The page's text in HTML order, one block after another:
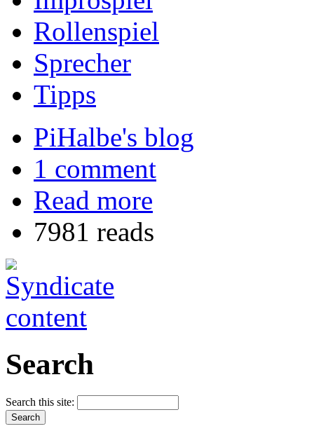
Rollenspiel
Sprecher
Tipps
PiHalbe's blog
1 comment
Read more
7981 reads
Search
Search this site: